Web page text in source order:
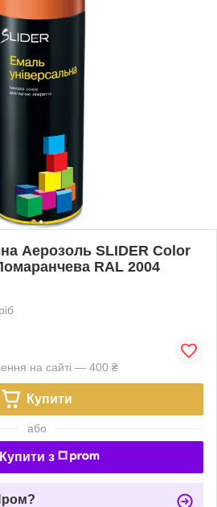
Аерозоль SLIDER Color
RAL 2004
на сайті — 400 ₴
Купити
або
Купити з